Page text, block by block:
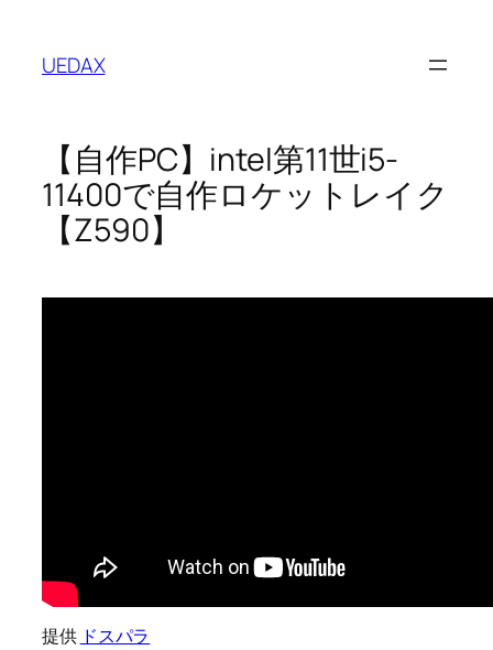
UEDAX
【自作PC】intel第11世i5-
11400で自作ロケットレイク
【Z590】
提供 ドスパラ